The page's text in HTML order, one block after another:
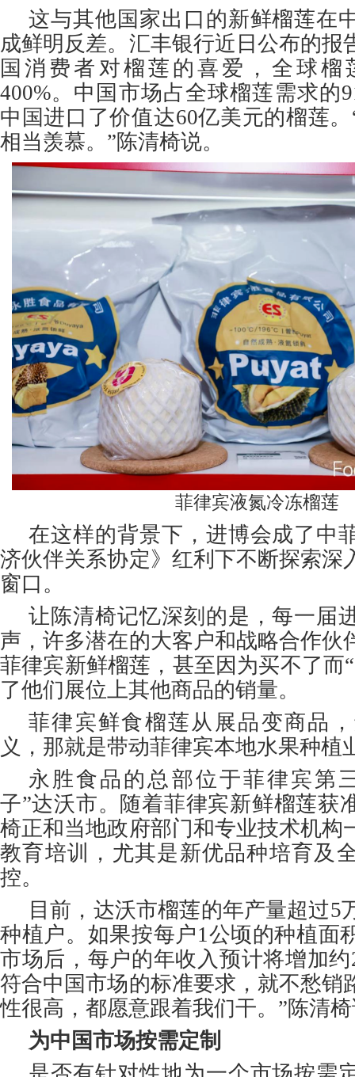
这与其他国家出口的新鲜榴莲在
成鲜明反差。汇丰银行近日公布的报
国消费者对榴莲的喜爱，全球榴
400%。中国市场占全球榴莲需求的
中国进口了价值达60亿美元的榴莲
相当羡慕。”陈清椅说。
菲律宾液氮冷冻榴莲
在这样的背景下，进博会成了中
济伙伴关系协定》红利下不断探索深
窗口。
让陈清椅记忆深刻的是，每一届
声，许多潜在的大客户和战略合作伙
菲律宾新鲜榴莲，甚至因为买不了而
了他们展位上其他商品的销量。
菲律宾鲜食榴莲从展品变商品
义，那就是带动菲律宾本地水果种植
永胜食品的总部位于菲律宾第
子”达沃市。随着菲律宾新鲜榴莲获
椅正和当地政府部门和专业技术机构
教育培训，尤其是新优品种培育及
控。
目前，达沃市榴莲的年产量超过5
种植户。如果按每户1公顷的种植面
市场后，每户的年收入预计将增加约
符合中国市场的标准要求，就不愁销
性很高，都愿意跟着我们干。”陈清
为中国市场按需定制